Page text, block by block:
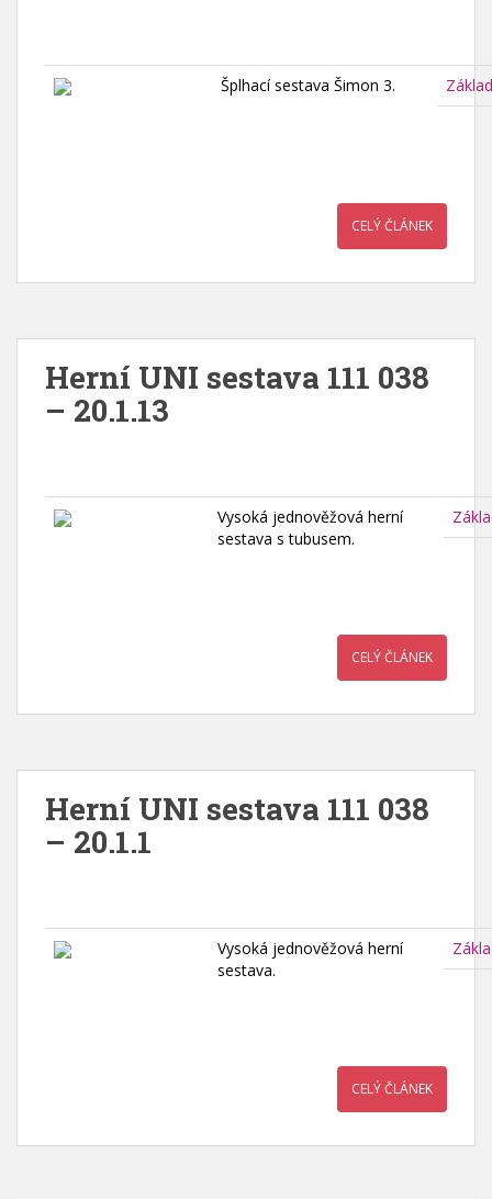
Šplhací sestava Šimon 3.
CELÝ ČLÁNEK
Herní UNI sestava 111 038
– 20.1.13
Vysoká jednověžová herní
sestava s tubusem.
CELÝ ČLÁNEK
Herní UNI sestava 111 038
– 20.1.1
Vysoká jednověžová herní
sestava.
CELÝ ČLÁNEK